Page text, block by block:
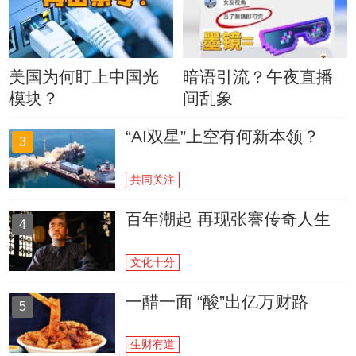
美国为何盯上中国光
模块？
暗语引流？午夜直播
间乱象
3 “AI双星”上空有何新本领？
共同关注
4 百年潮起 再现张謇传奇人生
文化十分
5 一醋一面 “酸”出亿万财路
生财有道